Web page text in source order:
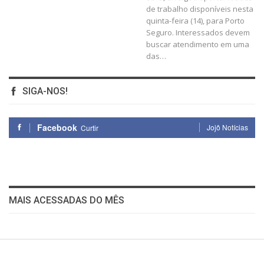
de trabalho disponíveis nesta
quinta-feira (14), para Porto
Seguro. Interessados devem
buscar atendimento em uma
das…
SIGA-NOS!
Facebook Curtir Jojô Notícias
MAIS ACESSADAS DO MÊS